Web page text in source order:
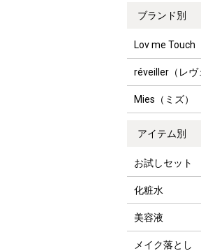
ブランド別
Lov me Touch
réveiller（レヴ
Mies（ミズ）
アイテム別
お試しセット
化粧水
美容液
メイク落とし